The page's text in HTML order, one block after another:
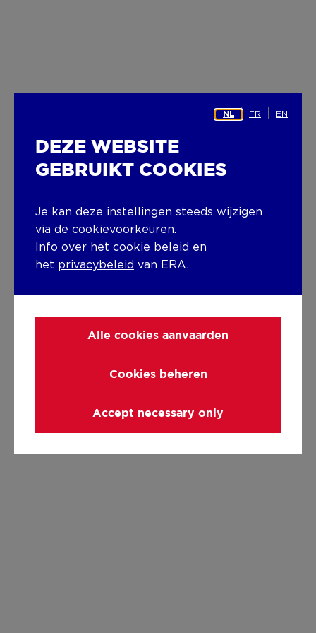
NL FR EN
DEZE WEBSITE
GEBRUIKT COOKIES
Je kan deze instellingen steeds wijzigen
via de cookievoorkeuren.
Info over het cookie beleid en
het privacybeleid van ERA.
Alle cookies aanvaarden
Cookies beheren
Accept necessary only